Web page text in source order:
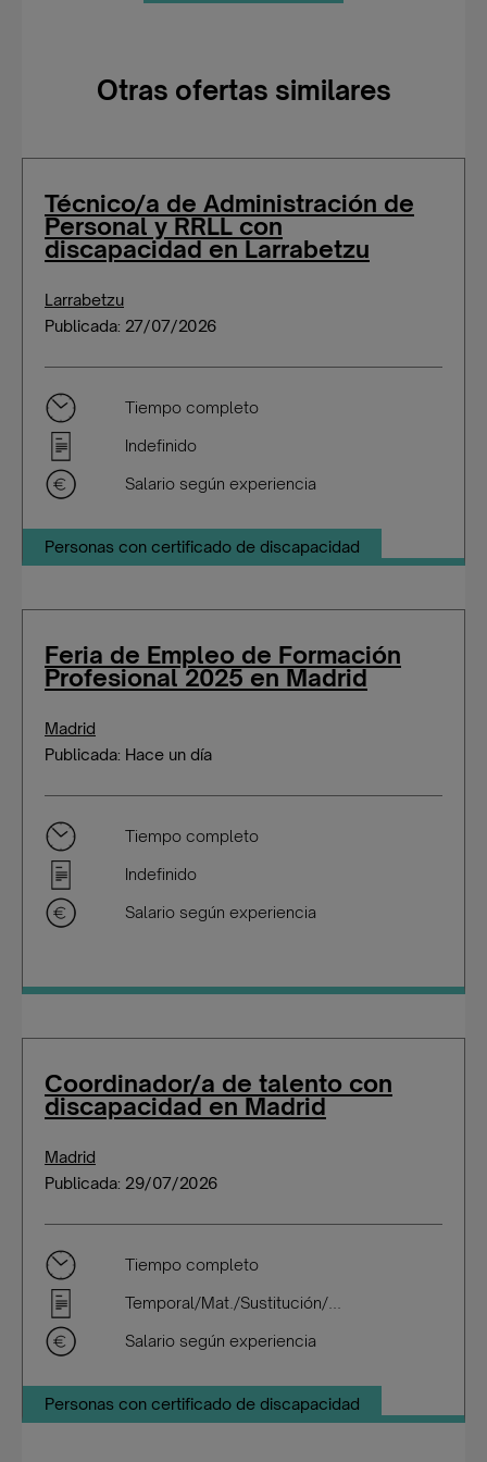
Otras ofertas similares
Técnico/a de Administración de
Personal y RRLL con
discapacidad en Larrabetzu
Larrabetzu
Publicada: 27/07/2026
Tiempo completo
Indefinido
Salario según experiencia
Personas con certificado de discapacidad
Feria de Empleo de Formación
Profesional 2025 en Madrid
Madrid
Publicada: Hace un día
Tiempo completo
Indefinido
Salario según experiencia
Coordinador/a de talento con
discapacidad en Madrid
Madrid
Publicada: 29/07/2026
Tiempo completo
Temporal/Mat./Sustitución/...
Salario según experiencia
Personas con certificado de discapacidad